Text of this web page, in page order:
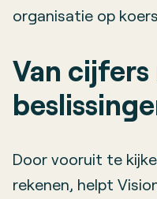
organisatie op
Van
Door vooruit te
rekenen, helpt